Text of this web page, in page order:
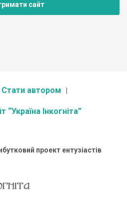
сайт
Стати автором
“Україна Інкогніта”
проект ентузіастів